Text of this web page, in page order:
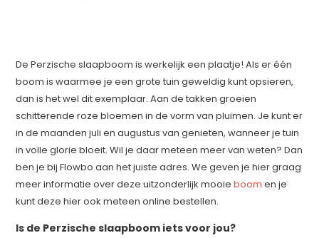
De Perzische slaapboom is werkelijk een plaatje! Als er één
boom is waarmee je een grote tuin geweldig kunt opsieren,
dan is het wel dit exemplaar. Aan de takken groeien
schitterende roze bloemen in de vorm van pluimen. Je kunt er
in de maanden juli en augustus van genieten, wanneer je tuin
in volle glorie bloeit. Wil je daar meteen meer van weten? Dan
ben je bij Flowbo aan het juiste adres. We geven je hier graag
meer informatie over deze uitzonderlijk mooieboom en je
kunt deze hier ook meteen online bestellen.
Is de Perzische slaapboom iets voor jou?